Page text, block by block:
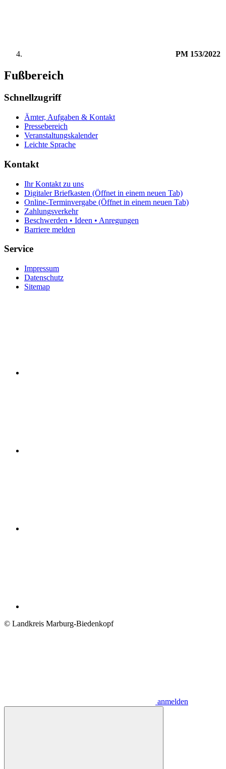
PM 153/2022
Fußbereich
Schnellzugriff
Ämter, Aufgaben & Kontakt
Pressebereich
Veranstaltungskalender
Leichte Sprache
Kontakt
Ihr Kontakt zu uns
Digitaler Briefkasten (Öffnet in einem neuen Tab)
Online-Terminvergabe (Öffnet in einem neuen Tab)
Zahlungsverkehr
Beschwerden • Ideen • Anregungen
Barriere melden
Service
Impressum
Datenschutz
Sitemap
© Landkreis Marburg-Biedenkopf
anmelden